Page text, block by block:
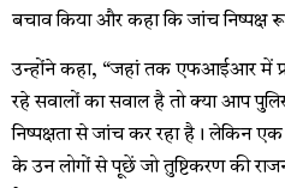
बचाव किया और कहा कि जांच निष्पक्ष
उन्होंने कहा, “जहां तक ​​एफआईआर में
रहे सवालों का सवाल है तो क्या आप
निष्पक्षता से जांच कर रहा है। लेकिन एक
के उन लोगों से पूछें जो तुष्टिकरण की